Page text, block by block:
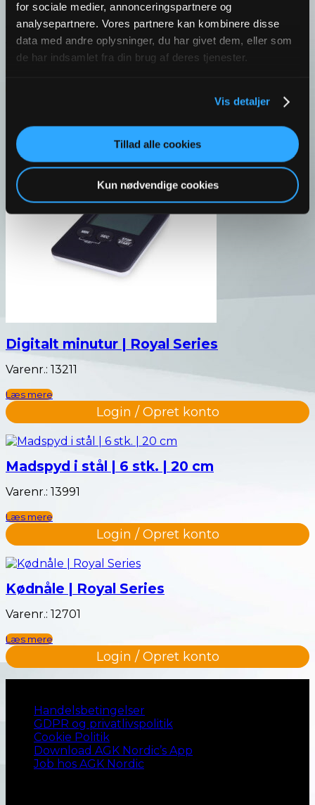
for sociale medier, annonceringspartnere og
analysepartnere. Vores partnere kan kombinere disse
data med andre oplysninger, du har givet dem, eller som
de har indsamlet fra din brug af deres tjenester.
Vis detaljer
Tillad alle cookies
Kun nødvendige cookies
Gourmet termometer | Royal Series
Varenr.: 13102
Digitalt minutur | Royal Series
Varenr.: 13211
Læs mere
Login / Opret konto
Madspyd i stål | 6 stk. | 20 cm
Varenr.: 13991
Læs mere
Login / Opret konto
Kødnåle | Royal Series
Varenr.: 12701
Læs mere
Login / Opret konto
Handelsbetingelser
GDPR og privatlivspolitik
Cookie Politik
Download AGK Nordic’s App
Job hos AGK Nordic